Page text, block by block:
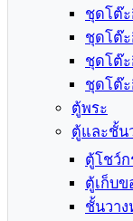
ชุดโต๊
ชุดโต๊
ชุดโต๊
ชุดโต๊
ตู้พระ
ตู้และชั้น
ตู้โชว์ก
ตู้เก็บข
ชั้นวาง